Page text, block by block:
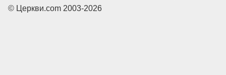
© Церкви.com 2003-2026